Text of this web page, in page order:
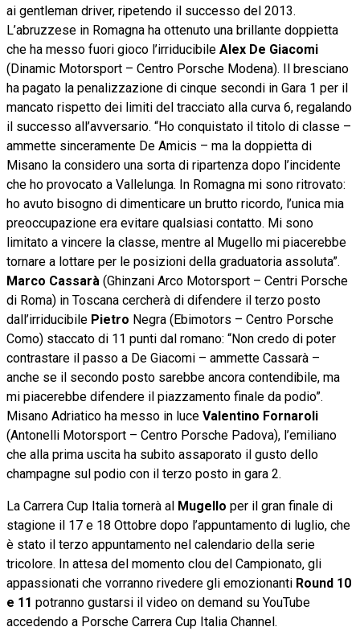
ai gentleman driver, ripetendo il successo del 2013.
L’abruzzese in Romagna ha ottenuto una brillante doppietta
che ha messo fuori gioco l’irriducibile Alex De Giacomi
(Dinamic Motorsport – Centro Porsche Modena). Il bresciano
ha pagato la penalizzazione di cinque secondi in Gara 1 per il
mancato rispetto dei limiti del tracciato alla curva 6, regalando
il successo all’avversario. “Ho conquistato il titolo di classe –
ammette sinceramente De Amicis – ma la doppietta di
Misano la considero una sorta di ripartenza dopo l’incidente
che ho provocato a Vallelunga. In Romagna mi sono ritrovato:
ho avuto bisogno di dimenticare un brutto ricordo, l’unica mia
preoccupazione era evitare qualsiasi contatto. Mi sono
limitato a vincere la classe, mentre al Mugello mi piacerebbe
tornare a lottare per le posizioni della graduatoria assoluta”.
Marco Cassarà (Ghinzani Arco Motorsport – Centri Porsche
di Roma) in Toscana cercherà di difendere il terzo posto
dall’irriducibile Pietro Negra (Ebimotors – Centro Porsche
Como) staccato di 11 punti dal romano: “Non credo di poter
contrastare il passo a De Giacomi – ammette Cassarà –
anche se il secondo posto sarebbe ancora contendibile, ma
mi piacerebbe difendere il piazzamento finale da podio”.
Misano Adriatico ha messo in luce Valentino Fornaroli
(Antonelli Motorsport – Centro Porsche Padova), l’emiliano
che alla prima uscita ha subito assaporato il gusto dello
champagne sul podio con il terzo posto in gara 2.
La Carrera Cup Italia tornerà al Mugello per il gran finale di
stagione il 17 e 18 Ottobre dopo l’appuntamento di luglio, che
è stato il terzo appuntamento nel calendario della serie
tricolore. In attesa del momento clou del Campionato, gli
appassionati che vorranno rivedere gli emozionanti Round 10
e 11 potranno gustarsi il video on demand su YouTube
accedendo a Porsche Carrera Cup Italia Channel.